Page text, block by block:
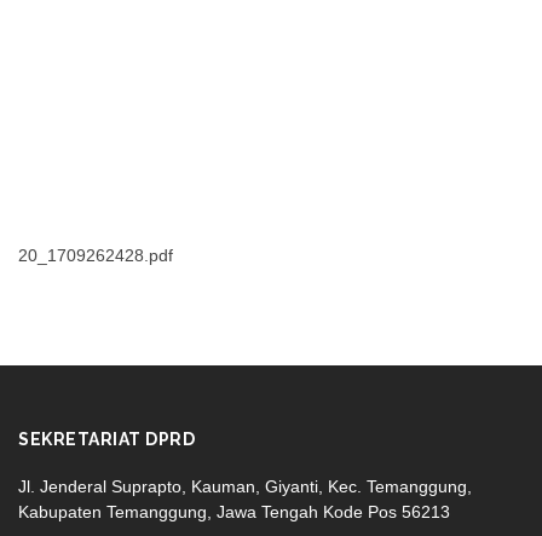
20_1709262428.pdf
SEKRETARIAT DPRD
Jl. Jenderal Suprapto, Kauman, Giyanti, Kec. Temanggung,
Kabupaten Temanggung, Jawa Tengah Kode Pos 56213